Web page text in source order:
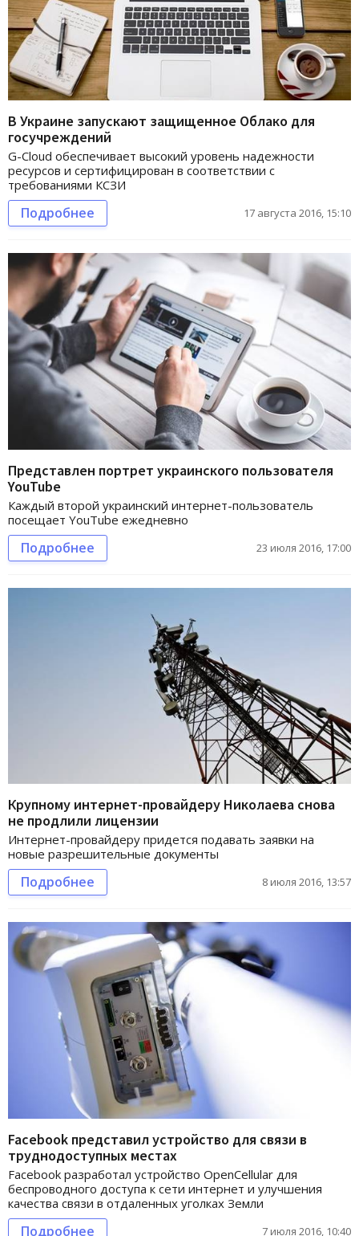
В Украине запускают защищенное Облако для
госучреждений
G-Cloud обеспечивает высокий уровень надежности
ресурсов и сертифицирован в соответствии с
требованиями КСЗИ
Подробнее 17 августа 2016, 15:10
Представлен портрет украинского пользователя
YouTube
Каждый второй украинский интернет-пользователь
посещает YouTube ежедневно
Подробнее 23 июля 2016, 17:00
Крупному интернет-провайдеру Николаева снова
не продлили лицензии
Интернет-провайдеру придется подавать заявки на
новые разрешительные документы
Подробнее 8 июля 2016, 13:57
Facebook представил устройство для связи в
труднодоступных местах
Facebook разработал устройство OpenCellular для
беспроводного доступа к сети интернет и улучшения
качества связи в отдаленных уголках Земли
Подробнее 7 июля 2016, 10:40